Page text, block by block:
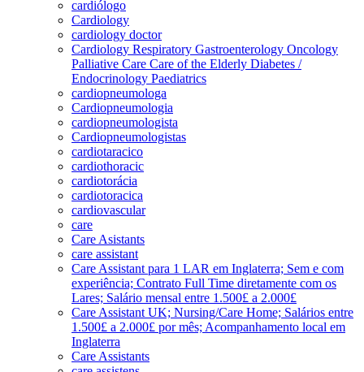
cardiólogo
Cardiology
cardiology doctor
Cardiology Respiratory Gastroenterology Oncology
Palliative Care Care of the Elderly Diabetes /
Endocrinology Paediatrics
cardiopneumologa
Cardiopneumologia
cardiopneumologista
Cardiopneumologistas
cardiotaracico
cardiothoracic
cardiotorácia
cardiotoracica
cardiovascular
care
Care Asistants
care assistant
Care Assistant para 1 LAR em Inglaterra; Sem e com
experiência; Contrato Full Time diretamente com os
Lares; Salário mensal entre 1.500£ a 2.000£
Care Assistant UK; Nursing/Care Home; Salários entre
1.500£ a 2.000£ por mês; Acompanhamento local em
Inglaterra
Care Assistants